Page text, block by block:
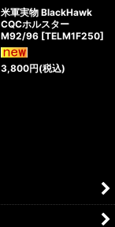
米軍実物 BlackHawk
CQCホルスター
M92/96 [TELM1F250]
3,800円(税込)